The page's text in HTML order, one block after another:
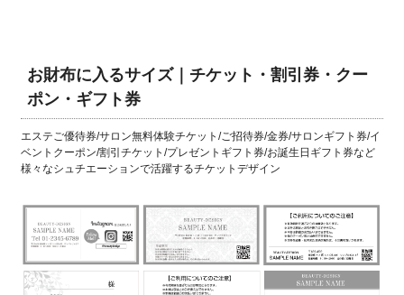
お財布に入るサイズ｜チケット・割引券・クー
ポン・ギフト券
エステご優待券/サロン無料体験チケット/ご招待券/金券/サロンギフト券/イ
ベントクーポン/割引チケット/プレゼントギフト券/お誕生日ギフト券など
様々なシュチエーションで活躍するチケットデザイン